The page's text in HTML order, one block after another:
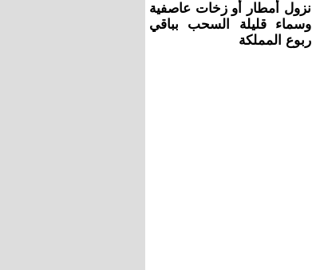
نزول أمطار أو زخات عاصفية
وسماء قليلة السحب بباقي
ربوع المملكة